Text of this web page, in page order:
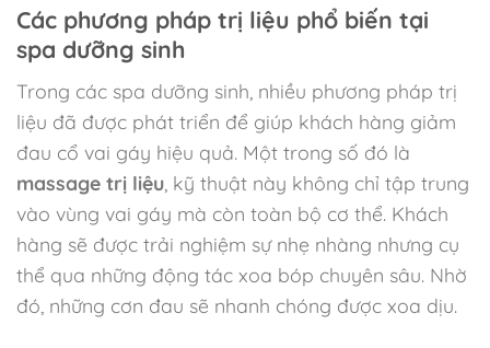
Các phương pháp trị liệu phổ biến tại
spa dưỡng sinh
Trong các spa dưỡng sinh, nhiều phương pháp trị
liệu đã được phát triển để giúp khách hàng giảm
đau cổ vai gáy hiệu quả. Một trong số đó là
massage trị liệu , kỹ thuật này không chỉ tập trung
vào vùng vai gáy mà còn toàn bộ cơ thể. Khách
hàng sẽ được trải nghiệm sự nhẹ nhàng nhưng cụ
thể qua những động tác xoa bóp chuyên sâu. Nhờ
đó, những cơn đau sẽ nhanh chóng được xoa dịu.